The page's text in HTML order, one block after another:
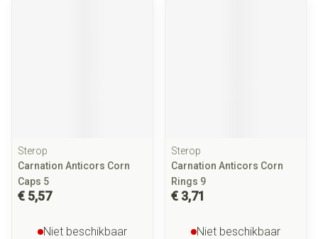
Sterop
Carnation Anticors Corn
Caps 5
€ 5,57
Niet beschikbaar
Sterop
Carnation Anticors Corn
Rings 9
€ 3,71
Niet beschikbaar